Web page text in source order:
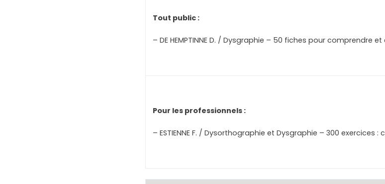
Tout public :
– DE HEMPTINNE D. / Dysgraphie – 50 fiches pour comprendre
Pour les professionnels :
– ESTIENNE F. / Dysorthographie et Dysgraphie – 300 exercices